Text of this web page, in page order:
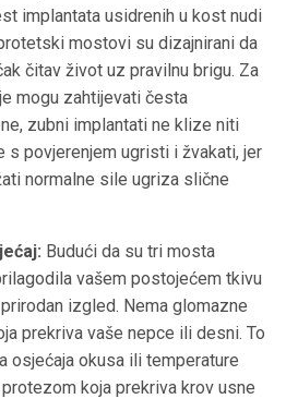
implantata usidrenih u kost nudi
mostovi su dizajnirani da
čitav život uz pravilnu brigu. Za
mogu zahtijevati česta
zubni implantati ne klize niti
s povjerenjem ugristi i žvakati, jer
normalne sile ugriza slične
Budući da su tri mosta
vašem postojećem tkivu
izgled. Nema glomazne
prekriva vaše nepce ili desni. To
osjećaja okusa ili temperature
koja prekriva krov usne